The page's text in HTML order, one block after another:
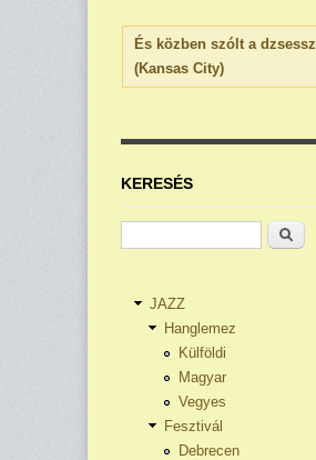
És közben szólt a dzsessz
(Kansas City)
KERESÉS
Keresés
JAZZ
Hanglemez
Külföldi
Magyar
Vegyes
Fesztivál
Debrecen